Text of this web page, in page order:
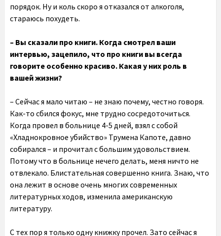
порядок. Ну и коль скоро я отказался от алкоголя,
стараюсь похудеть.
– Вы сказали про книги. Когда смотрел ваши
интервью, зацепило, что про книги вы всегда
говорите особенно красиво. Какая у них роль в
вашей жизни?
– Сейчас я мало читаю – не знаю почему, честно говоря.
Как-то сбился фокус, мне трудно сосредоточиться.
Когда провел в больнице 4-5 дней, взял с собой
«Хладнокровное убийство» Трумена Капоте, давно
собирался – и прочитал с большим удовольствием.
Потому что в больнице нечего делать, меня ничто не
отвлекало. Блистательная совершенно книга. Знаю, что
она лежит в основе очень многих современных
литературных ходов, изменила американскую
литературу.
С тех пор я только одну книжку прочел. Зато сейчас я